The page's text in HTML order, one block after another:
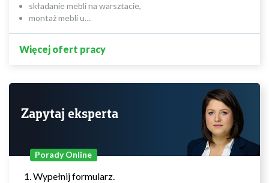
składanie mebli na warsztacie,
montaż mebli u…
Więcej ofert pracy
Zapytaj eksperta
Porady Online
Wypełnij formularz.